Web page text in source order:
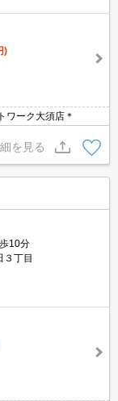
)
ワーク大須店＊
を見る
10分
丁目